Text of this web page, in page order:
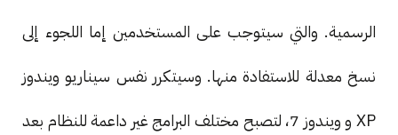
الرسمية. والتي سيتوجب على المستخدمين إما اللجوء إلى
نسخ معدلة للاستفادة منها. وسيتكرر نفس سيناريو ويندوز
XP و ويندوز 7، لتصبح مختلف البرامج غير داعمة للنظام بعد